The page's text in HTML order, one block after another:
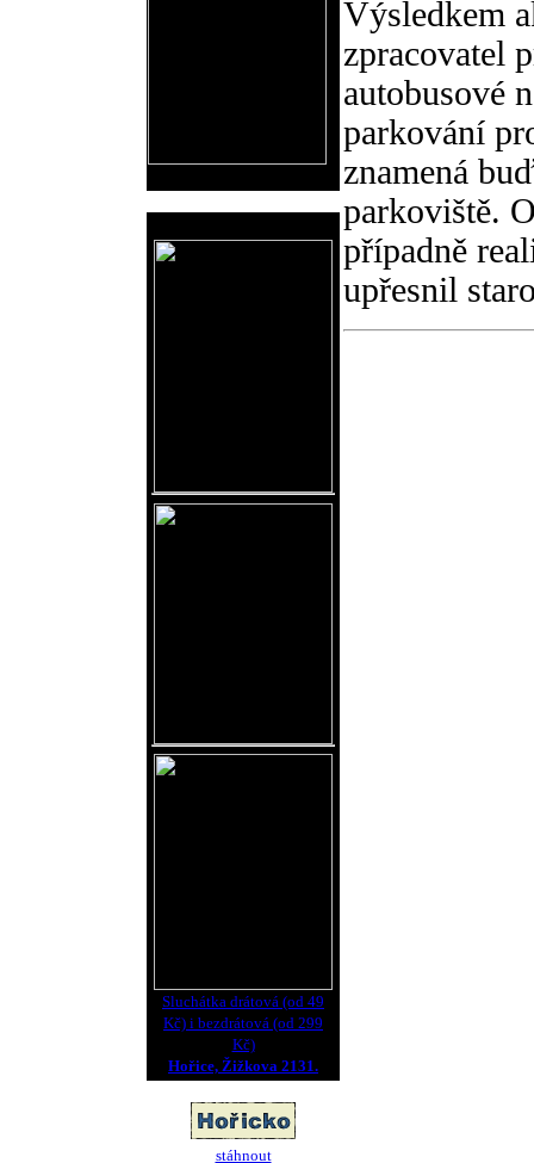
Sluchátka drátová (od 49
Kč) i bezdrátová (od 299
Kč)
Hořice, Žižkova 2131.
stáhnout
Výsledkem
zpracovatel
autobusové
parkování
znamená
parkoviště.
případně
upřesnil